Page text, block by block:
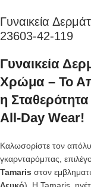
Γυναικεία
23603-42-119
Γυναικεία
Χρώμα – Το
η
All-Day Wear!
Καλωσορίστε τον
γκαρνταρόμπας,
Tamaris στον